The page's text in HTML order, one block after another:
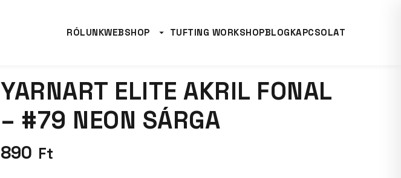
RÓLUNKWEBSHOP TUFTING WORKSHOPBLOGKAPCSOLAT
YARNART ELITE AKRIL FONAL
– #79 NEON SÁRGA
890 Ft